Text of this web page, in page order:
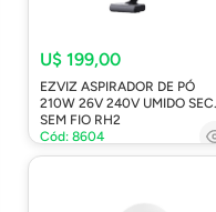
U$ 199,00
EZVIZ ASPIRADOR DE PÓ
210W 26V 240V UMIDO
SEM FIO RH2
Cód: 8604